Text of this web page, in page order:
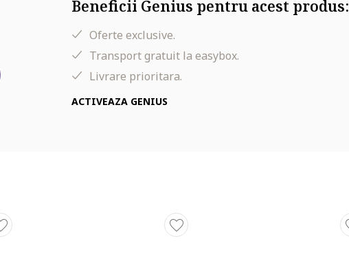
Beneficii Genius pentru acest produs:
Oferte exclusive.
Transport gratuit la easybox.
Livrare prioritara.
ACTIVEAZA GENIUS